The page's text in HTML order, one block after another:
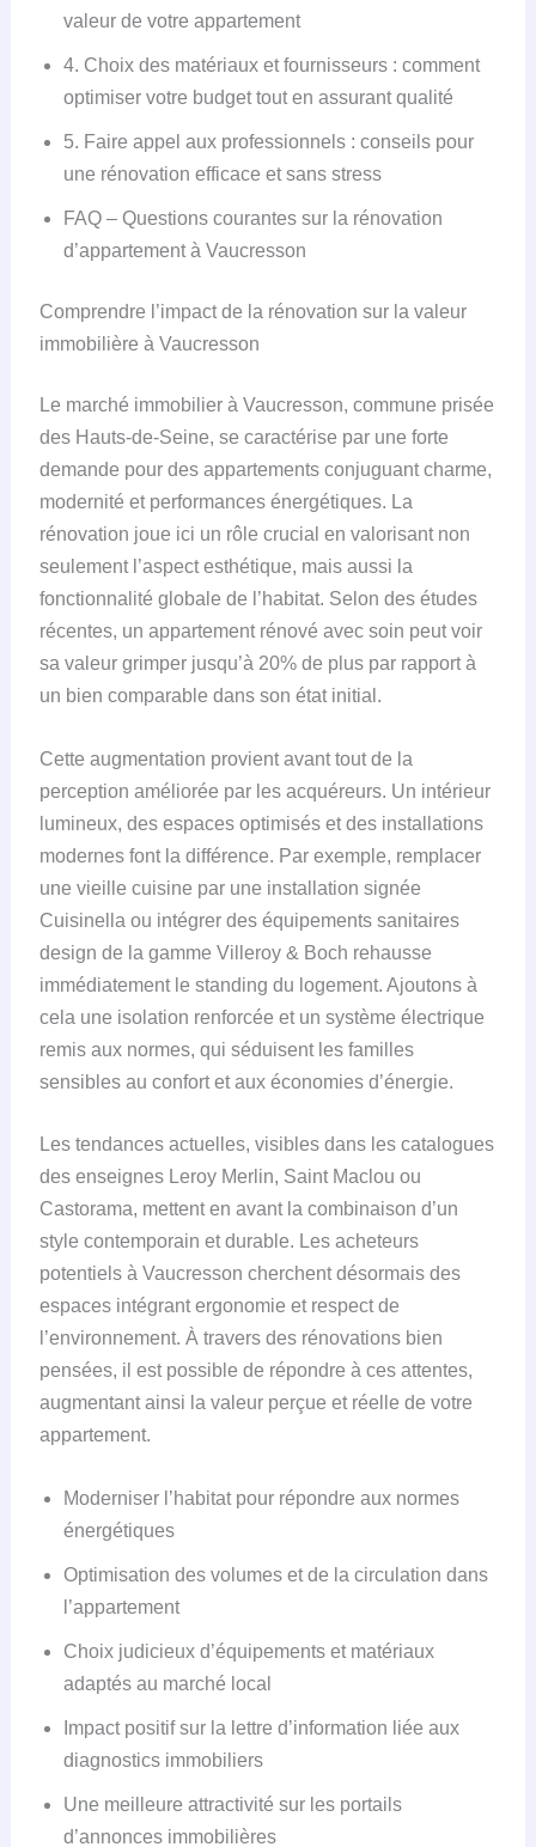
valeur de votre appartement
4. Choix des matériaux et fournisseurs : comment
optimiser votre budget tout en assurant qualité
5. Faire appel aux professionnels : conseils pour
une rénovation efficace et sans stress
FAQ – Questions courantes sur la rénovation
d’appartement à Vaucresson
Comprendre l’impact de la rénovation sur la valeur
immobilière à Vaucresson
Le marché immobilier à Vaucresson, commune prisée
des Hauts-de-Seine, se caractérise par une forte
demande pour des appartements conjuguant charme,
modernité et performances énergétiques. La
rénovation joue ici un rôle crucial en valorisant non
seulement l’aspect esthétique, mais aussi la
fonctionnalité globale de l’habitat. Selon des études
récentes, un appartement rénové avec soin peut voir
sa valeur grimper jusqu’à 20% de plus par rapport à
un bien comparable dans son état initial.
Cette augmentation provient avant tout de la
perception améliorée par les acquéreurs. Un intérieur
lumineux, des espaces optimisés et des installations
modernes font la différence. Par exemple, remplacer
une vieille cuisine par une installation signée
Cuisinella ou intégrer des équipements sanitaires
design de la gamme Villeroy & Boch rehausse
immédiatement le standing du logement. Ajoutons à
cela une isolation renforcée et un système électrique
remis aux normes, qui séduisent les familles
sensibles au confort et aux économies d’énergie.
Les tendances actuelles, visibles dans les catalogues
des enseignes Leroy Merlin, Saint Maclou ou
Castorama, mettent en avant la combinaison d’un
style contemporain et durable. Les acheteurs
potentiels à Vaucresson cherchent désormais des
espaces intégrant ergonomie et respect de
l’environnement. À travers des rénovations bien
pensées, il est possible de répondre à ces attentes,
augmentant ainsi la valeur perçue et réelle de votre
appartement.
Moderniser l’habitat pour répondre aux normes
énergétiques
Optimisation des volumes et de la circulation dans
l’appartement
Choix judicieux d’équipements et matériaux
adaptés au marché local
Impact positif sur la lettre d’information liée aux
diagnostics immobiliers
Une meilleure attractivité sur les portails
d’annonces immobilières